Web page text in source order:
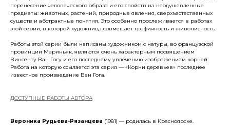
перенесение человеческого образа и его свойств на неодушевленные
предметы: животных, растений, природные явления, сверхъестественных
существ и абстрактные понятия. Это особенно прослеживается в работах
этой серии, в которой художница совмещает графичность и живописность.
Работы этой серии были написаны художником с натуры, во французской
провинции Мариньяк, являются очень характерным посвящением
Винсенту Ван Гогу и его последнему увлечению изображением корней.
Работа на которую ссылается эта серия — «Корни деревьев» последнее
известное произведение Ван Гога.
ДОСТУПНЫЕ РАБОТЫ АВТОРА
Вероника Рудьева-Рязанцева (1981) — родилась в Красноярске.